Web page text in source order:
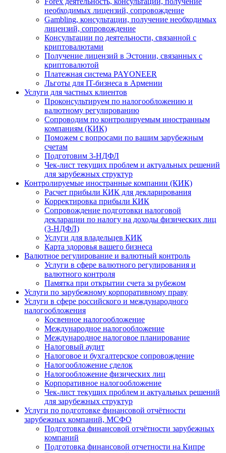
необходимых лицензий, сопровождение
Gambling, консультации, получение необходимых
лицензий, сопровождение
Консультации по деятельности, связанной с
криптовалютами
Получение лицензий в Эстонии, связанных с
криптовалютой
Платежная система PAYONEER
Льготы для IT-бизнеса в Армении
Услуги для частных клиентов
Проконсультируем по налогообложению и
валютному регулированию
Сопроводим по контролируемым иностранным
компаниям (КИК)
Поможем с вопросами по вашим зарубежным
счетам
Подготовим 3-НДФЛ
Чек-лист текущих проблем и актуальных решений
для зарубежных структур
Контролируемые иностранные компании (КИК)
Расчет прибыли КИК для декларирования
Корректировка прибыли КИК
Сопровождение подготовки налоговой
декларации по налогу на доходы физических лиц
(3-НДФЛ)
Услуги для владельцев КИК
Карта здоровья вашего бизнеса
Валютное регулирование и валютный контроль
Услуги в сфере валютного регулирования и
валютного контроля
Памятка при открытии счета за рубежом
Услуги по зарубежному корпоративному праву
Услуги в сфере российского и международного
налогообложения
Косвенное налогообложение
Международное налогообложение
Международное налоговое планирование
Налоговый аудит
Налоговое и бухгалтерское сопровождение
Налогообложение сделок
Налогообложение физических лиц
Корпоративное налогообложение
Чек-лист текущих проблем и актуальных решений
для зарубежных структур
Услуги по подготовке финансовой отчётности
зарубежных компаний, МСФО
Подготовка финансовой отчётности зарубежных
компаний
Подготовка финансовой отчетности на Кипре